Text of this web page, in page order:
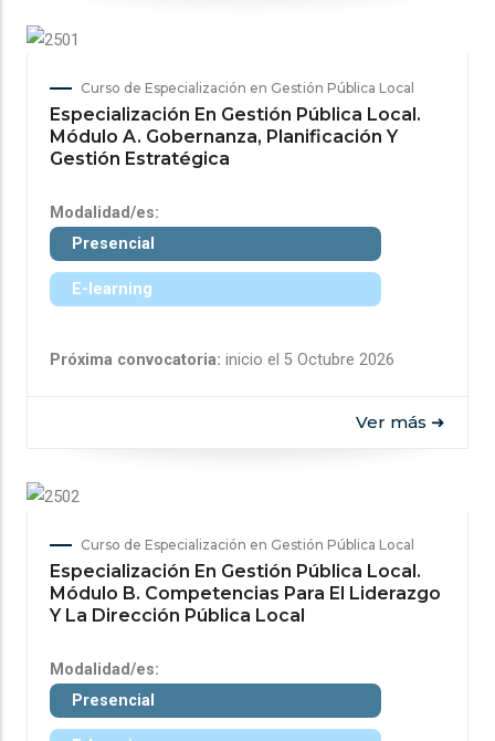
Curso de Especialización en Gestión Pública Local
Especialización En Gestión Pública Local.
Módulo A. Gobernanza, Planificación Y
Gestión Estratégica
Modalidad/es:
Presencial
E-learning
Próxima convocatoria: inicio el 5 Octubre 2026
Ver más ➜
Curso de Especialización en Gestión Pública Local
Especialización En Gestión Pública Local.
Módulo B. Competencias Para El Liderazgo
Y La Dirección Pública Local
Modalidad/es:
Presencial